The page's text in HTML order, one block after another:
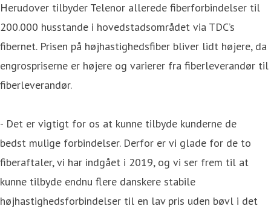
Herudover tilbyder Telenor allerede fiberforbindelser til
200.000 husstande i hovedstadsområdet via TDC’s
fibernet. Prisen på højhastighedsfiber bliver lidt højere, da
engrospriserne er højere og varierer fra fiberleverandør til
fiberleverandør.
- Det er vigtigt for os at kunne tilbyde kunderne de
bedst mulige forbindelser. Derfor er vi glade for de to
fiberaftaler, vi har indgået i 2019, og vi ser frem til at
kunne tilbyde endnu flere danskere stabile
højhastighedsforbindelser til en lav pris uden bøvl i det